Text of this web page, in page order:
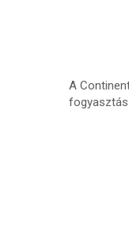
A
fogyasztás